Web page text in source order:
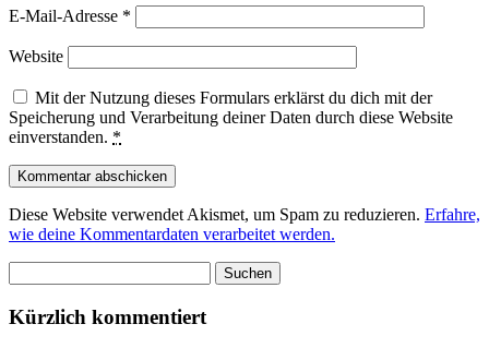
E-Mail-Adresse *
Website
Mit der Nutzung dieses Formulars erklärst du dich mit der
Speicherung und Verarbeitung deiner Daten durch diese Website
einverstanden. *
Diese Website verwendet Akismet, um Spam zu reduzieren. Erfahre,
wie deine Kommentardaten verarbeitet werden.
nach:
Kürzlich kommentiert